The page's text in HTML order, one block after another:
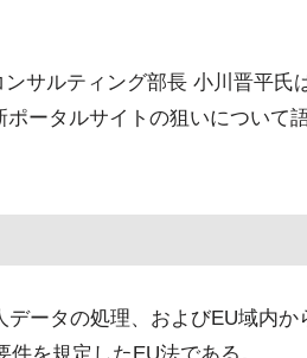
サルティング部長 小川晋平氏は
ータルサイトの狙いについて
ータの処理、およびEU域内か